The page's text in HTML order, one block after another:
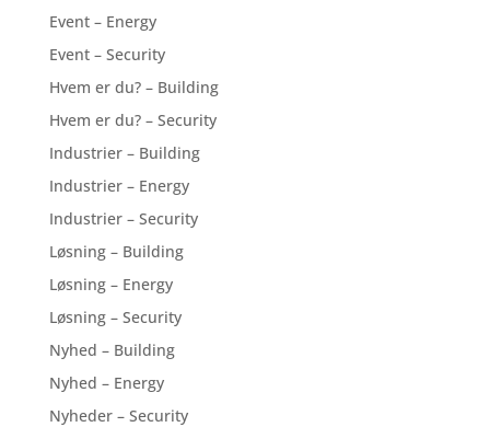
Event – Energy
Event – Security
Hvem er du? – Building
Hvem er du? – Security
Industrier – Building
Industrier – Energy
Industrier – Security
Løsning – Building
Løsning – Energy
Løsning – Security
Nyhed – Building
Nyhed – Energy
Nyheder – Security